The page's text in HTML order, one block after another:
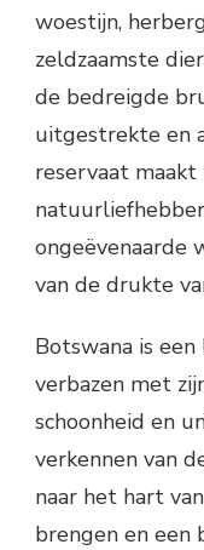
woestijn,
zeldzaamste
de bedreigde
uitgestrekte en
reservaat
ongeëvenaarde
van de drukte
Botswana is
verbazen met
schoonheid en
verkennen van
naar het hart
brengen en een